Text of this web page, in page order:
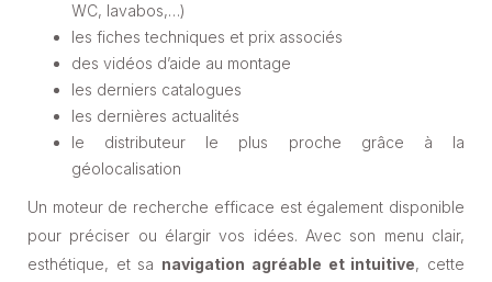
WC, lavabos,…)
les fiches techniques et prix associés
des vidéos d’aide au montage
les derniers catalogues
les dernières actualités
le distributeur le plus proche grâce à la
géolocalisation
Un moteur de recherche efficace est également disponible
pour préciser ou élargir vos idées. Avec son menu clair,
esthétique, et sa navigation agréable et intuitive, cette